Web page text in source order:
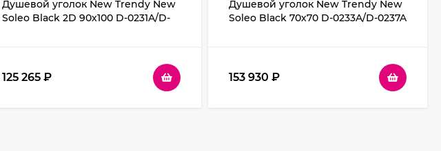
Душевой уголок New Trendy New
Soleo Black 2D 90х100 D-0231A/D-
125 265 ₽
Душевой уголок New Trendy New
Soleo Black 70х70 D-0233A/D-0237A
153 930 ₽